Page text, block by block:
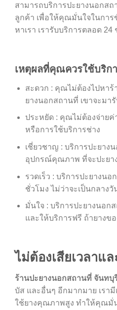
สามารถบริการปะยางนอกสถ
ลูกค้า เพื่อให้คุณมั่นใจในการ
หาเรา เรารับบริการตลอด
เหตุผลที่คุณควรใช้บริก
สะดวก : คุณไม่ต้องไปหาร้
ยางนอกสถานที่ เขาจะมา
ประหยัด : คุณไม่ต้องจ่ายค่
หรือการใช้บริการช่าง
เชี่ยวชาญ : บริการปะยา
อุปกรณ์คุณภาพ ที่จะปะยา
รวดเร็ว : บริการปะยางน
ชั่วโมง ไม่ว่าจะเป็นกลา
มั่นใจ : บริการปะยางนอก
และให้บริการฟรี ถ้ายางข
ไม่ต้องเสียเวลาแ
ร้านปะยางนอกสถานที่ จันทบุ
บัส และอื่นๆ อีกมากมาย เรา
ใช้ยางคุณภาพสูง ทำให้คุณมั่น